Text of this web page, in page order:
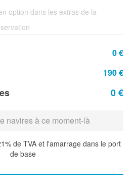
option dans les extras de la
0 €
190 €
0 €
navires à ce moment-là
de TVA et l'amarrage dans le port
de base